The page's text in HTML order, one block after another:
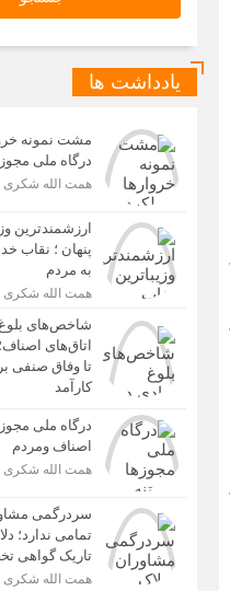
یادداشت ها
مشت نمونه
درگاه ملی
همت الله شکری
ارزشمندترین
پنهان ؛ نقاب
به مردم
همت الله شکری
شاخص‌های بلوغ
اتاق‌های
تا وفاق صنفی
کارآمد
درگاه ملی
اصناف ومردم
همت الله شکری
سردرگمی
تمامی ندارد؛
تاریک گواهی
همت الله شکری